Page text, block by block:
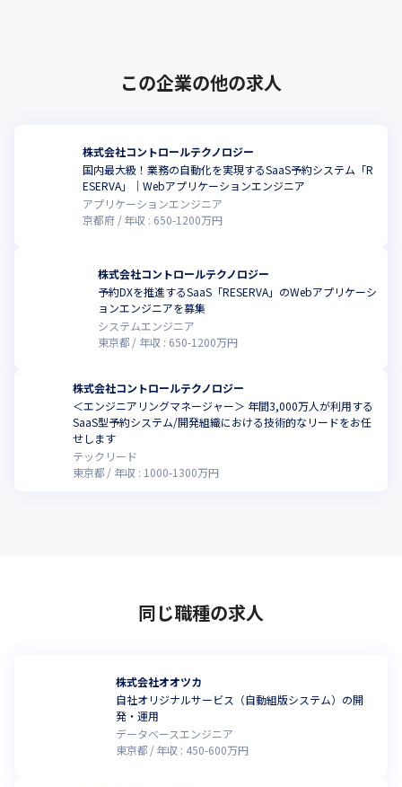
この企業の他の求人
株式会社コントロールテクノロジー
国内最大級！業務の自動化を実現するSaaS予約システム「R
ESERVA」｜Webアプリケーションエンジニア
アプリケーションエンジニア
京都府
年収 : 650-1200万円
株式会社コントロールテクノロジー
予約DXを推進するSaaS「RESERVA」のWebアプリケーシ
ョンエンジニアを募集
システムエンジニア
東京都
年収 : 650-1200万円
株式会社コントロールテクノロジー
＜エンジニアリングマネージャー＞ 年間3,000万人が利用する
SaaS型予約システム/開発組織における技術的なリードをお任
せします
テックリード
東京都
年収 : 1000-1300万円
同じ職種の求人
株式会社オオツカ
自社オリジナルサービス（自動組版システム）の開
発・運用
データベースエンジニア
東京都
年収 : 450-600万円